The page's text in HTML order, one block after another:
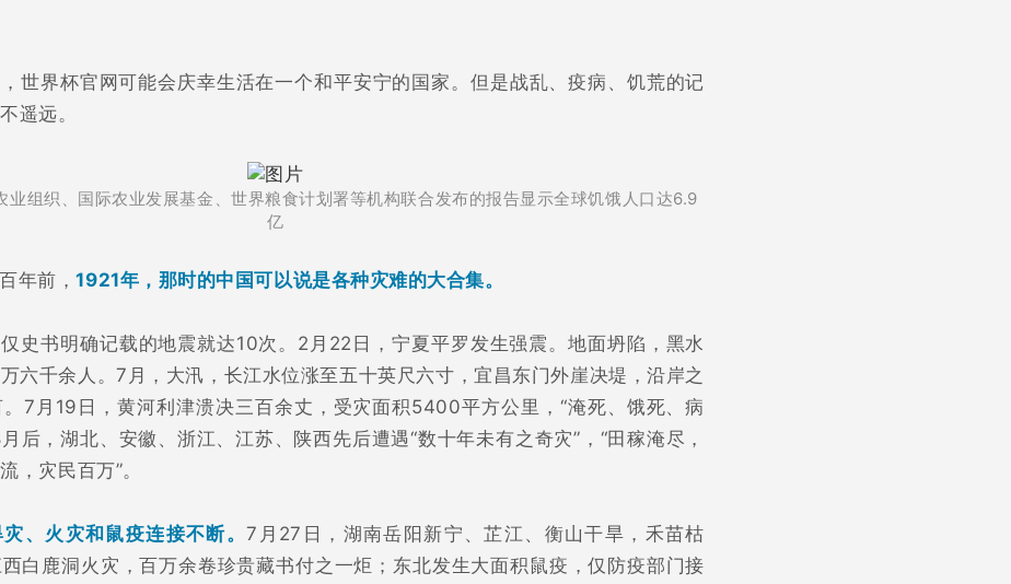
世界杯官网可能会庆幸生活在一个和平安宁的国家。但是战乱、疫病、饥荒的记
遥远。
业组织、国际农业发展基金、世界粮食计划署等机构联合发布的报告显示全球饥饿人口达6.9
亿
年前，1921年，那时的中国可以说是各种灾难的大合集。
史书明确记载的地震就达10次。2月22日，宁夏平罗发生强震。地面坍陷，黑水
六千余人。7月，大汛，长江水位涨至五十英尺六寸，宜昌东门外崖决堤，沿岸之
7月19日，黄河利津溃决三百余丈，受灾面积5400平方公里，“淹死、饿死、病
后，湖北、安徽、浙江、江苏、陕西先后遭遇“数十年未有之奇灾”，“田稼淹尽，
，灾民百万”。
、火灾和鼠疫连接不断。7月27日，湖南岳阳新宁、芷江、衡山干旱，禾苗枯
白鹿洞火灾，百万余卷珍贵藏书付之一炬；东北发生大面积鼠疫，仅防疫部门接